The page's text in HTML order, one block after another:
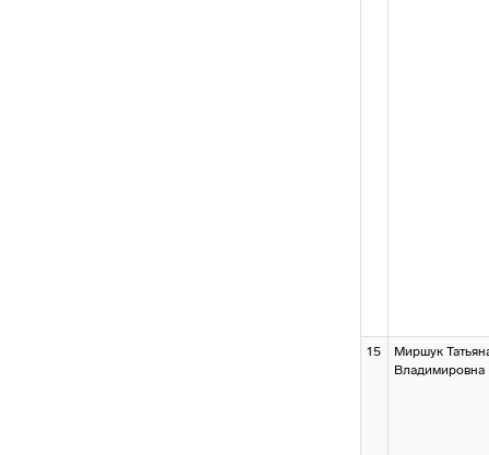
15
Миршук
Владимировна